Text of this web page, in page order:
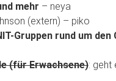
mehr – neya
(extern) – piko
Gruppen rund um den
(für Erwachsene): geht